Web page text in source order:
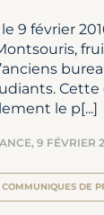
9 février
Cette
le p[...]
9 FÉVRIER
COMMUNIQUES DE